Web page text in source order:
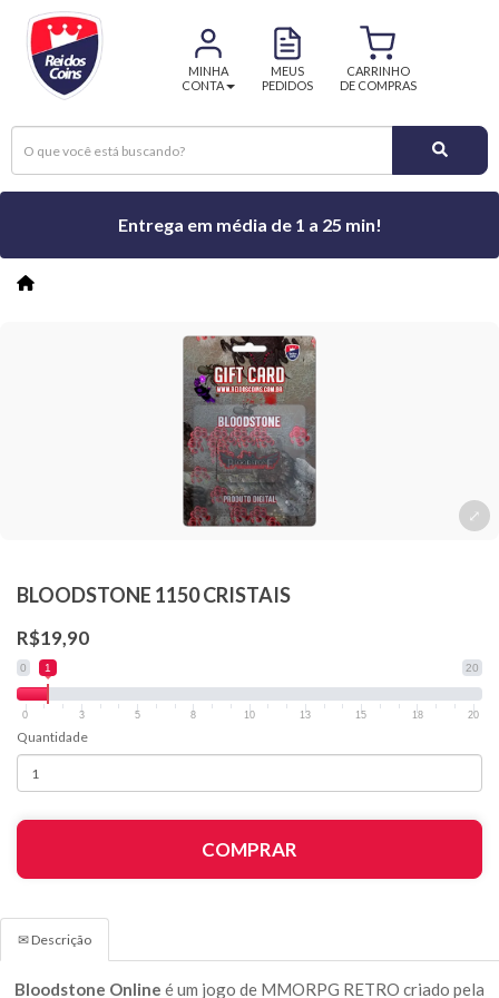
MINHA
CONTA
MEUS
PEDIDOS
CARRINHO
DE COMPRAS
Entrega em média de 1 a 25 min!
BLOODSTONE 1150 CRISTAIS
R$19,90
0 20
1
0 3 5 8 10 13 15 18 20
Quantidade
COMPRAR
✉ Descrição
Bloodstone Online é um jogo de MMORPG RETRO criado pela